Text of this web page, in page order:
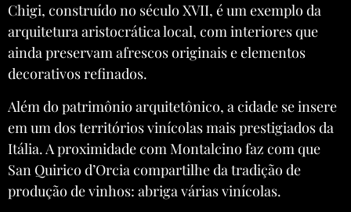
Chigi, construído no século XVII, é um exemplo da
arquitetura aristocrática local, com interiores que
ainda preservam afrescos originais e elementos
decorativos refinados.
Além do patrimônio arquitetônico, a cidade se insere
em um dos territórios vinícolas mais prestigiados da
Itália. A proximidade com Montalcino faz com que
San Quirico d’Orcia compartilhe da tradição de
produção de vinhos: abriga várias vinícolas.